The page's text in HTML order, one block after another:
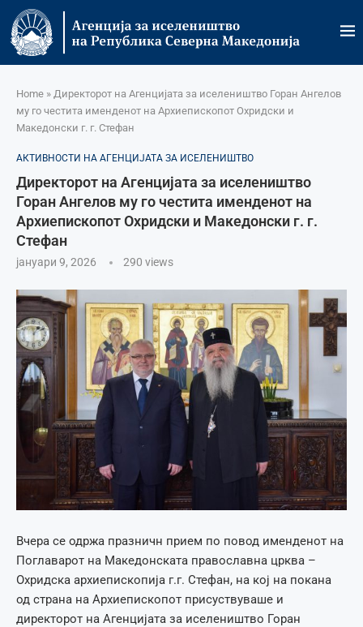
Home » Директорот на Агенцијата за иселеништво Горан Ангелов
му го честита именденот на Архиепископот Охридски и
Македонски г. г. Стефан
АКТИВНОСТИ НА АГЕНЦИЈАТА ЗА ИСЕЛЕНИШТВО
Директорот на Агенцијата за иселеништво
Горан Ангелов му го честита именденот на
Архиепископот Охридски и Македонски г. г.
Стефан
јануари 9, 2026 290 views
Вчера се одржа празничн прием по повод именденот на
Поглаварот на Македонската православна црква –
Охридска архиепископија г.г. Стефан, на кој на покана
од страна на Архиепископот присуствуваше и
директорот на Агенцијата за иселеништво Горан